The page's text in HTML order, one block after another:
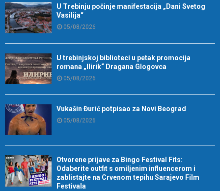
U Trebinju počinje manifestacija „Dani Svetog
Vasilija“
05/08/2026
U trebinjskoj biblioteci u petak promocija
romana „Ilirik“ Dragana Glogovca
05/08/2026
Vukašin Đurić potpisao za Novi Beograd
05/08/2026
Otvorene prijave za Bingo Festival Fits:
Odaberite outfit s omiljenim influencerom i
zablistajte na Crvenom tepihu Sarajevo Film
Festivala